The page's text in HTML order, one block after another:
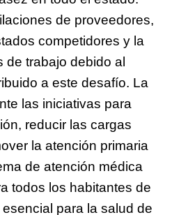
de proveedores,
competidores y la
de trabajo debido al
a este desafío. La
las iniciativas para
reducir las cargas
la atención primaria
de atención médica
todos los habitantes de
para la salud de